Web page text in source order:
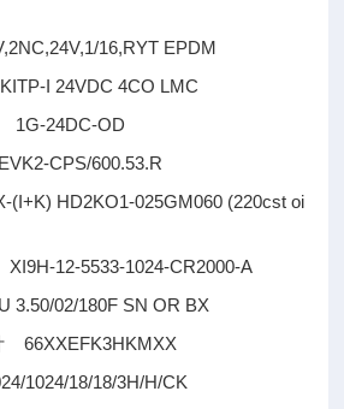
16,RYT EPDM
I 24VDC 4CO LMC
1G-24DC-OD
CPS/600.53.R
HD2KO1-025GM060 (220cst oi
12-5533-1024-CR2000-A
3.50/02/180F SN OR BX
66XXEFK3HKMXX
1024/18/18/3H/H/CK